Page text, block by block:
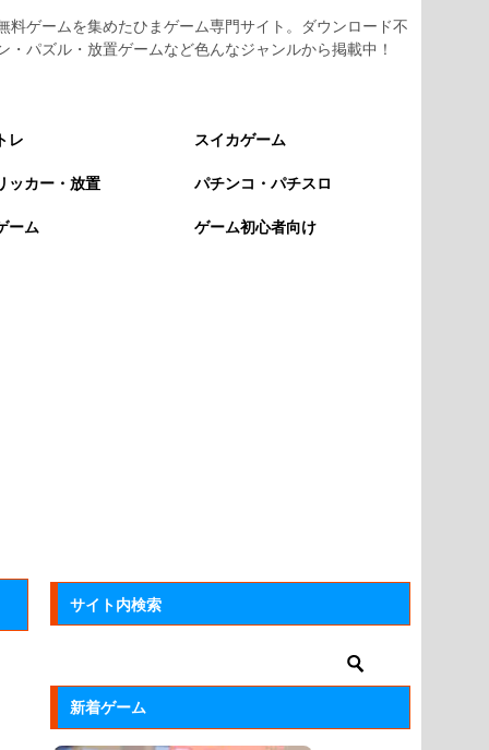
料ゲームを集めたひまゲーム専門サイト。ダウンロード不
パズル・放置ゲームなど色んなジャンルから掲載中！
レ スイカゲーム
ッカー・放置 パチンコ・パチスロ
ーム ゲーム初心者向け
サイト内検索
新着ゲーム